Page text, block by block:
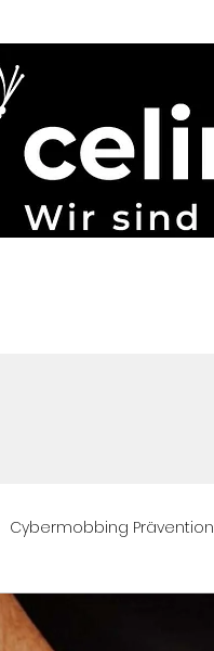
Cybermobbing Prävention